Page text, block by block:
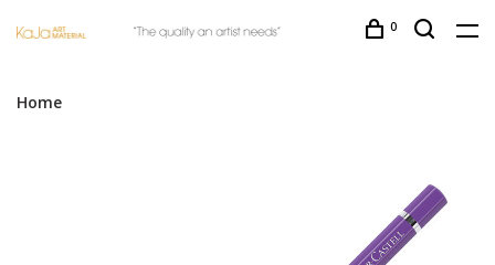
0
Home